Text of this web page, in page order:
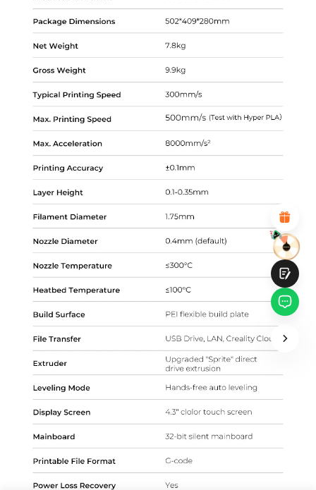
*CALIFIQUE SU NIVEL DE SATISFACCIÓN CON ESTA
PÁGINA:
INSATISFECHO
SATISFECHO
1
2 3 4 5 6 7 8 9 10
*RAZONES DE SU SATISFACCIÓN
Diseño visual atractivo
Recomendaciones de productos adecuadas
Navegación y categorías claras
Contenido abundante
Carga rápida de la página
Interacción fluida en la página (al hacer clic)